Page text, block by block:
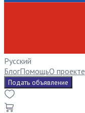
Русский
БлогПомощьО проекте
Подать объявление